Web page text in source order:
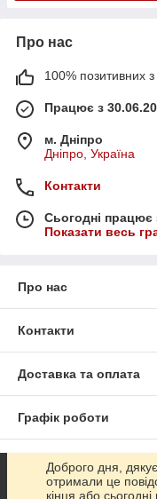
Про нас
100% позитивних з
Працює з
м. Дніпро
Дніпро, Україна
Контакти
Сьогодні працює
Показати весь
Про нас
Контакти
Доставка та оплата
Графік роботи
Повна версія сайту
Доброго дня,
отримали це
кінця або